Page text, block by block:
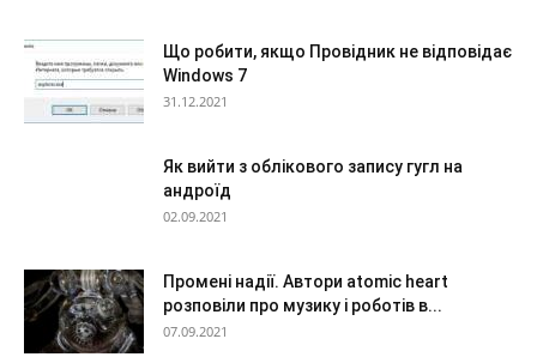
Що робити, якщо Провідник не відповідає
Windows 7
31.12.2021
Як вийти з облікового запису гугл на
андроїд
02.09.2021
Промені надії. Автори atomic heart
розповіли про музику і роботів в...
07.09.2021